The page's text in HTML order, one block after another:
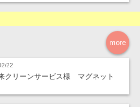
more
22
クリーンサービス様 マグネット